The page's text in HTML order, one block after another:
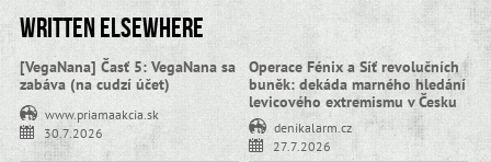
Written elsewhere
[VegaNana] Časť 5: VegaNana sa
zabáva (na cudzí účet)
www.priamaakcia.sk
30.7.2026
Operace Fénix a Síť revolučních
buněk: dekáda marného hledání
levicového extremismu v Česku
denikalarm.cz
27.7.2026